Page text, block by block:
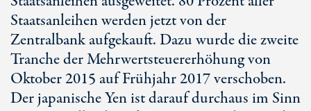
Staatsanleihen werden jetzt von der
Zentralbank aufgekauft. Dazu wurde die zweite
Tranche der Mehrwertsteuererhöhung von
Oktober 2015 auf Frühjahr 2017 verschoben.
Der japanische Yen ist darauf durchaus im Sinn